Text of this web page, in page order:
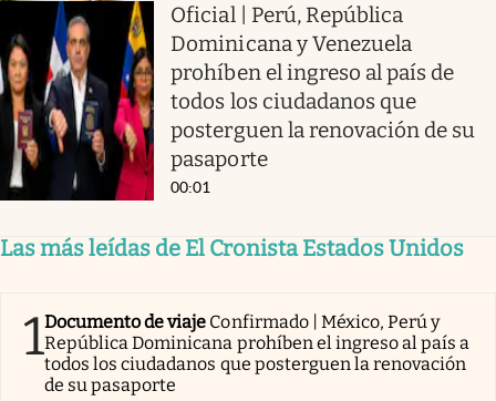
Oficial | Perú, República
Dominicana y Venezuela
prohíben el ingreso al país de
todos los ciudadanos que
posterguen la renovación de su
pasaporte
00:01
Las más leídas de El Cronista Estados Unidos
1Documento de viaje Confirmado | México, Perú y
República Dominicana prohíben el ingreso al país a
todos los ciudadanos que posterguen la renovación
de su pasaporte